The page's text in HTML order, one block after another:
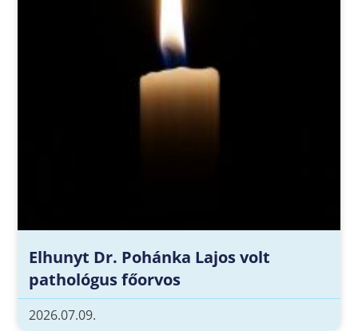
Elhunyt Dr. Pohánka Lajos volt
pathológus főorvos
2026.07.09.